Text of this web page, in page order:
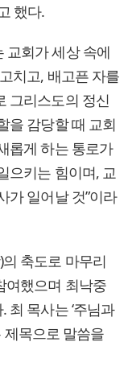
했다.
교회가 세상 속에
치고, 배고픈 자를
그리스도의 정신
을 감당할 때 교회
롭게 하는 통로가
으키는 힘이며, 교
가 일어날 것”이라
축도로 마무리
여했으며 최낙중
최 목사는 ‘주님과
제목으로 말씀을